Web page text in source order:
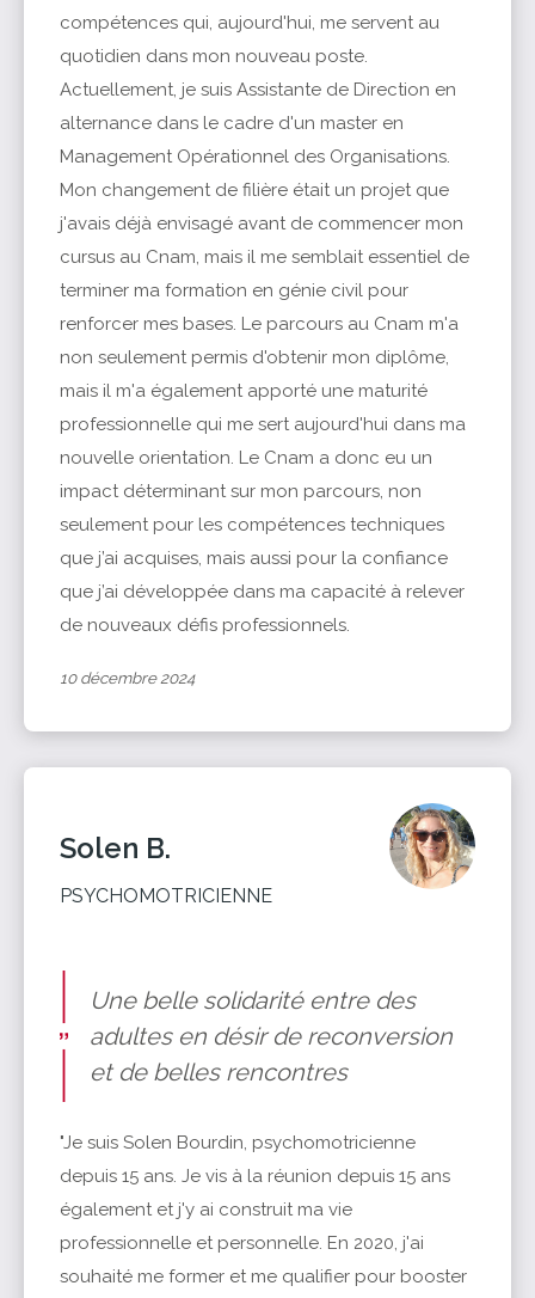
compétences qui, aujourd'hui, me servent au
quotidien dans mon nouveau poste.
Actuellement, je suis Assistante de Direction en
alternance dans le cadre d'un master en
Management Opérationnel des Organisations.
Mon changement de filière était un projet que
j'avais déjà envisagé avant de commencer mon
cursus au Cnam, mais il me semblait essentiel de
terminer ma formation en génie civil pour
renforcer mes bases. Le parcours au Cnam m'a
non seulement permis d'obtenir mon diplôme,
mais il m'a également apporté une maturité
professionnelle qui me sert aujourd'hui dans ma
nouvelle orientation. Le Cnam a donc eu un
impact déterminant sur mon parcours, non
seulement pour les compétences techniques
que j’ai acquises, mais aussi pour la confiance
que j’ai développée dans ma capacité à relever
de nouveaux défis professionnels.
10 décembre 2024
Solen B.
PSYCHOMOTRICIENNE
Une belle solidarité entre des
adultes en désir de reconversion
et de belles rencontres
"Je suis Solen Bourdin, psychomotricienne
depuis 15 ans. Je vis à la réunion depuis 15 ans
également et j'y ai construit ma vie
professionnelle et personnelle. En 2020, j'ai
souhaité me former et me qualifier pour booster